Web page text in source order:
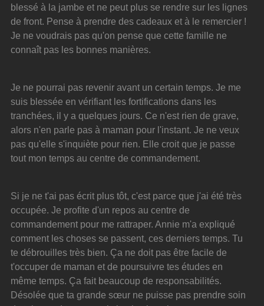
blessé à la jambe et ne peut plus se rendre sur les lignes
de front. Pense à prendre des cadeaux et à le remercier !
Je ne voudrais pas qu'on pense que cette famille ne
connaît pas les bonnes manières.
Je ne pourrai pas revenir avant un certain temps. Je me
suis blessée en vérifiant les fortifications dans les
tranchées, il y a quelques jours. Ce n'est rien de grave,
alors n'en parle pas à maman pour l'instant. Je ne veux
pas qu'elle s'inquiète pour rien. Elle croit que je passe
tout mon temps au centre de commandement.
Si je ne t'ai pas écrit plus tôt, c'est parce que j'ai été très
occupée. Je profite d'un repos au centre de
commandement pour me rattraper. Annie m'a expliqué
comment les choses se passent, ces derniers temps. Tu
te débrouilles très bien. Ça ne doit pas être facile de
t'occuper de maman et de poursuivre tes études en
même temps. Ça fait beaucoup de responsabilités.
Désolée que ta grande sœur ne puisse pas prendre soin